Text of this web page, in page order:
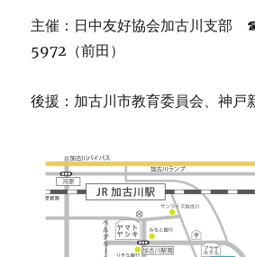
主催：日中友好協会加古川支部
5972（前田）
後援：加古川市教育委員会、神戸